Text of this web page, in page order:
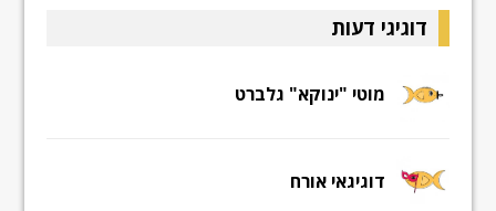
דוגיגי דעות
מוטי "ינוקא" גלברט
דוגיגאי אורח